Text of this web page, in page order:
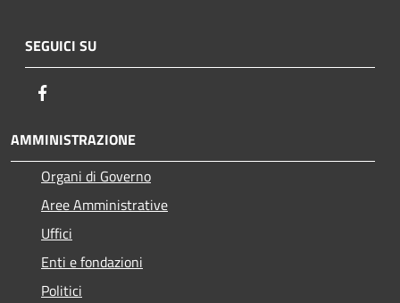
SEGUICI SU
AMMINISTRAZIONE
Organi di Governo
Aree Amministrative
Uffici
Enti e fondazioni
Politici